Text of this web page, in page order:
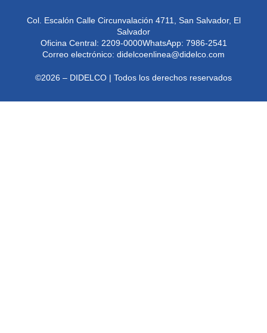
Col. Escalón Calle Circunvalación 4711, San Salvador, El
Salvador
Oficina Central: 2209-0000WhatsApp: 7986-2541
Correo electrónico: didelcoenlinea@didelco.com
©2026 – DIDELCO | Todos los derechos reservados